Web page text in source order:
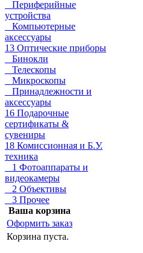
Периферийные
устройства
Компьютерные
аксессуары
13 Оптические приборы
Бинокли
Телескопы
Микроскопы
Принадлежности и
аксессуары
16 Подарочные
сертификаты &
сувениры
18 Комиссионная и Б.У.
техника
1 Фотоаппараты и
видеокамеры
2 Объективы
3 Прочее
Ваша корзина
Оформить заказ
Корзина пуста.